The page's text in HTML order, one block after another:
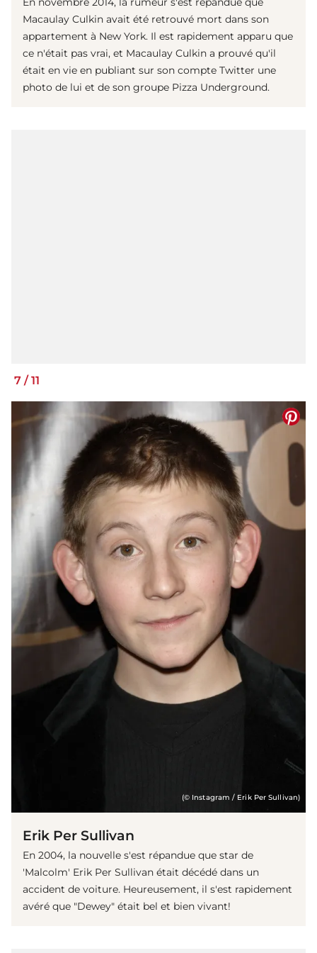
Macaulay Culkin avait été retrouvé mort dans son
appartement à New York. Il est rapidement apparu que
ce n'était pas vrai, et Macaulay Culkin a prouvé qu'il
était en vie en publiant sur son compte Twitter une
photo de lui et de son groupe Pizza Underground.
7 /11
(© Instagram / Erik Per Sullivan)
Erik Per Sullivan
En 2004, la nouvelle s'est répandue que star de
'Malcolm' Erik Per Sullivan était décédé dans un
accident de voiture. Heureusement, il s'est rapidement
avéré que "Dewey" était bel et bien vivant!